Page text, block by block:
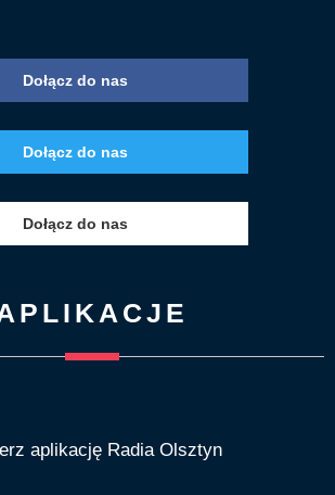
Dołącz do nas
Dołącz do nas
Dołącz do nas
aplikację Radia Olsztyn